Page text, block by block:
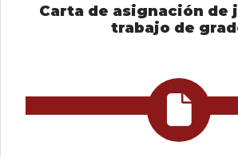
Carta de asignación de
trabajo de